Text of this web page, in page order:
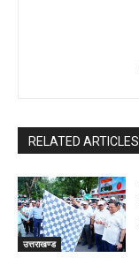
RELATED ARTICLES
उत्तराखण्ड